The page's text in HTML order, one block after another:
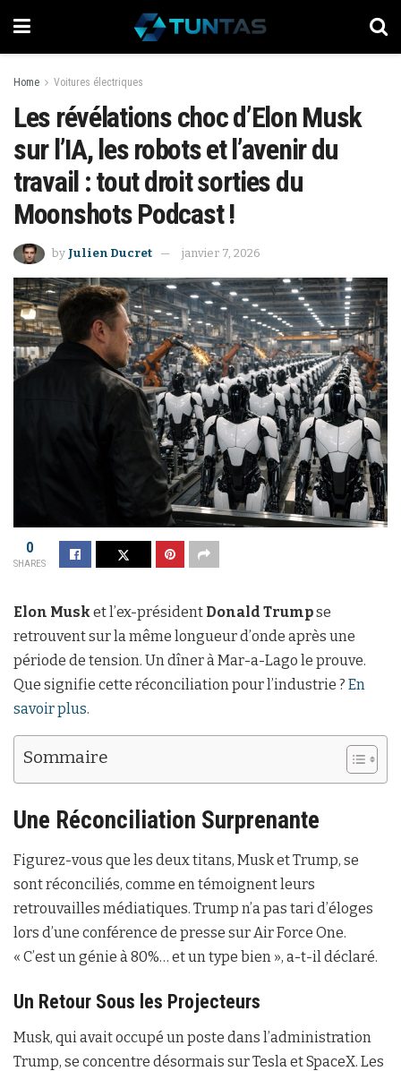
Home Voitures électriques
Les révélations choc d’Elon Musk
sur l’IA, les robots et l’avenir du
travail : tout droit sorties du
Moonshots Podcast !
by Julien Ducret janvier 7, 2026
0
SHARES
Elon Musket l’ex-président Donald Trumpse
retrouvent sur la même longueur d’onde après une
période de tension. Un dîner à Mar-a-Lago le prouve.
Que signifie cette réconciliation pour l’industrie ? En
savoir plus.
Sommaire
Une Réconciliation Surprenante
Figurez-vous que les deux titans, Musk et Trump, se
sont réconciliés, comme en témoignent leurs
retrouvailles médiatiques. Trump n’a pas tari d’éloges
lors d’une conférence de presse sur Air Force One.
« C’est un génie à 80%… et un type bien », a-t-il déclaré.
Un Retour Sous les Projecteurs
Musk, qui avait occupé un poste dans l’administration
Trump, se concentre désormais sur Tesla et SpaceX. Les